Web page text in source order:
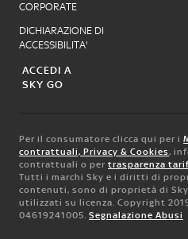
CORPORATE
DICHIARAZIONE DI
ACCESSIBILITA'
ACCEDI A
SKY GO
Per il consumatore clicca qui per i
contrattuali, Privacy & Cookies,
contrattuali o per trasparenza
Tutti i marchi Sky e i diritti di
contenuti, sono di proprietà di
utilizzati su licenza. Copyright
04619241005. Segnalazione Abusi